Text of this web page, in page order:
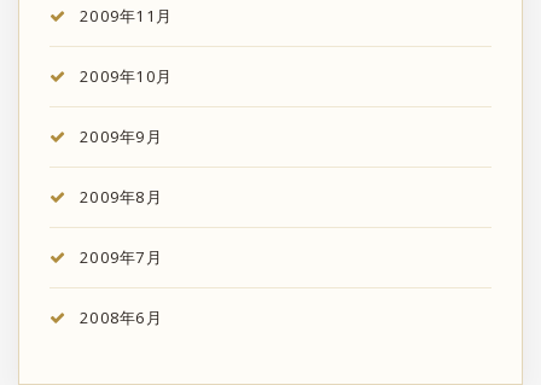
2009年11月
2009年10月
2009年9月
2009年8月
2009年7月
2008年6月